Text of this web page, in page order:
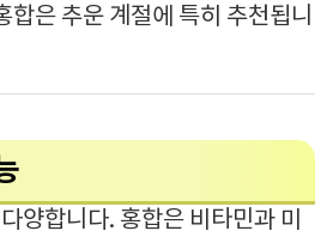
합은 추운 계절에 특히 추천됩니
양합니다. 홍합은 비타민과 미